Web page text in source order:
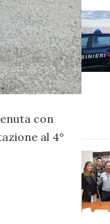
con
al 4°